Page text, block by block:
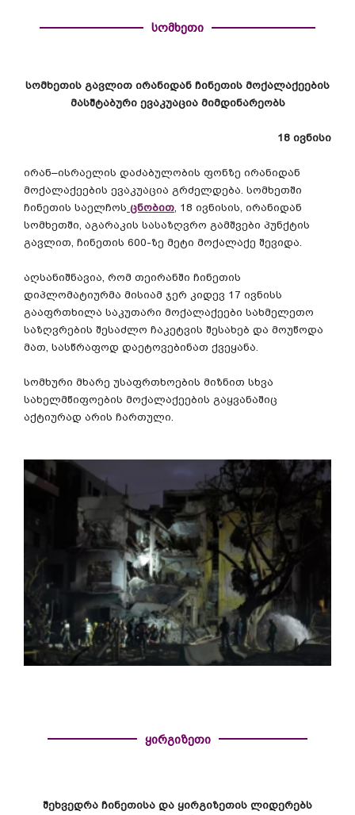
სომხეთი
სომხეთის გავლით ირანიდან ჩინეთის მოქალაქეების
მასშტაბური ევაკუაცია მიმდინარეობს
18 ივნისი
ირან–ისრაელის დაძაბულობის ფონზე ირანიდან
მოქალაქეების ევაკუაცია გრძელდება. სომხეთში
ჩინეთის საელჩოს ცნობით, 18 ივნისის, ირანიდან
სომხეთში, აგარაკის სასაზღვრო გამშვები პუნქტის
გავლით, ჩინეთის 600-ზე მეტი მოქალაქე შევიდა.
აღსანიშნავია რომ თეირანში ჩინეთის
დიპლომატიურმა მისიამ ჯერ კიდევ 17 ივნისს
გააფრთხილა საკუთარი მოქალაქეები სახმელეთო
საზღვრების შესაძლო ჩაკეტვის შესახებ და მოუწოდა
მათ სასწრაფოდ დაეტოვებინათ ქვეყანა
სომხური მხარე უსაფრთხოების მიზნით სხვა
სახელმწიფოების მოქალაქეების გაყვანაშიც
აქტიურად არის ჩართული
ყირგიზეთი
შეხვედრა ჩინეთისა და ყირგიზეთის ლიდერებს